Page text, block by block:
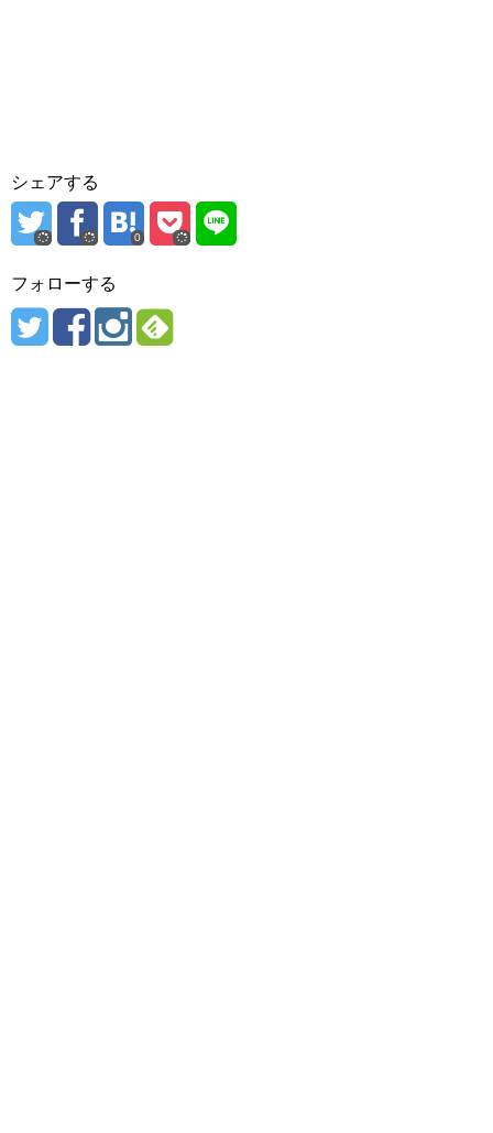
シェアする
0
フォローする